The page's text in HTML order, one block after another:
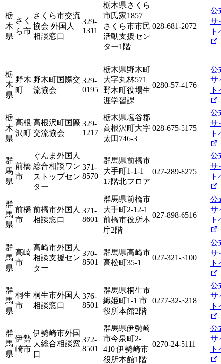
栃
木
県
さく
ら市
さくら市交流
協会 外国人
相談窓口
329-
1311
栃木県さくら
市氏家1857
さくら市市民
活動支援セン
ター1階
028-681-2072
公
サ
ト
栃
木
県
野木
町
野木町国際交
流協会
329-
0195
栃木県野木町
大字丸林571
野木町役場生
涯学習課
0280-57-4176
公
サ
ト
栃
木
県
高根
沢町
高根沢町国際
交流協会
329-
1217
栃木県塩谷郡
高根沢町大字
太田746-3
028-675-3175
公
サ
ト
群
馬
県
前橋
市
ぐんま外国人
総合相談ワン
ストップセン
ター
371-
8570
群馬県前橋市
大手町1-1-1
17階北フロア
027-289-8275
公
サ
ト
群
馬
県
前橋
市
前橋市外国人
相談窓口
371-
8601
群馬県前橋市
大手町2-12-1
前橋市役所本
庁2階
027-898-6516
公
サ
ト
群
馬
県
高崎
市
高崎市外国人
相談支援セン
ター
370-
8501
群馬県高崎市
高松町35-1
027-321-3100
公
サ
ト
群
馬
県
桐生
市
桐生市外国人
相談窓口
376-
8501
群馬県桐生市
織姫町1-1 市
役所本館2階
0277-32-3218
公
サ
ト
群
馬
県
伊勢
崎市
伊勢崎市外国
人総合相談窓
口
372-
8501
群馬県伊勢崎
市今泉町2-
410 伊勢崎市
役所本館1階
0270-24-5111
公
サ
ト